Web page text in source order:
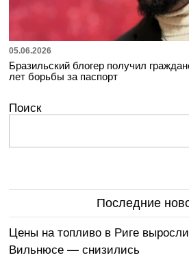
05.06.2026
Бразильский блогер получил
лет борьбы за паспорт
Поиск
Последние
Цены на топливо в Риге
Вильнюсе — снизились